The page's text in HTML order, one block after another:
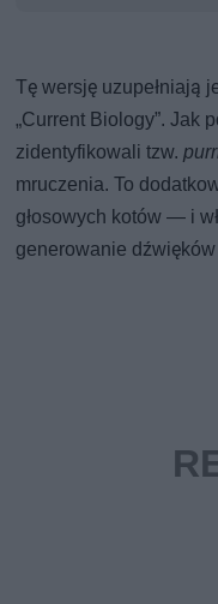
Tę wersję uzupełniają
„Current Biology”. Jak
zidentyfikowali tzw.
mruczenia. To
głosowych kotów — i
generowanie